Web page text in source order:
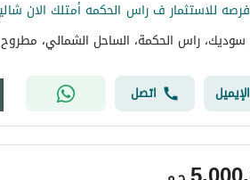
راس الحكمة، الساحل الشمالي، مطروح
الإيميل اتصل